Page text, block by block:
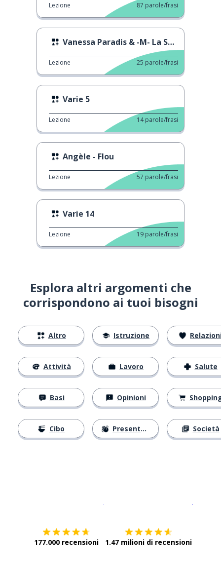
Lezione 87 parole/frasi
Vanessa Paradis & -M- La Seine
Lezione 25 parole/frasi
Varie 5
Lezione 14 parole/frasi
Angèle - Flou
Lezione 57 parole/frasi
Varie 14
Lezione 19 parole/frasi
Esplora altri argomenti che
corrispondono ai tuoi bisogni
Altro
Attività
Basi
Cibo
Istruzione
Lavoro
Opinioni
Presentarsi
Salute
Società
177.000 recensioni 1.47 milioni di recensioni